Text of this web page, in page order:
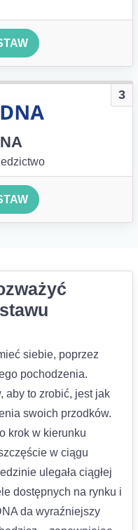
3
siebie, poprzez
pochodzenia.
aby to zrobić, jest jak
swoich przodków.
krok w kierunku
w ciągu
ulegała ciągłej
dostępnych na rynku i
da wyraźniejszy